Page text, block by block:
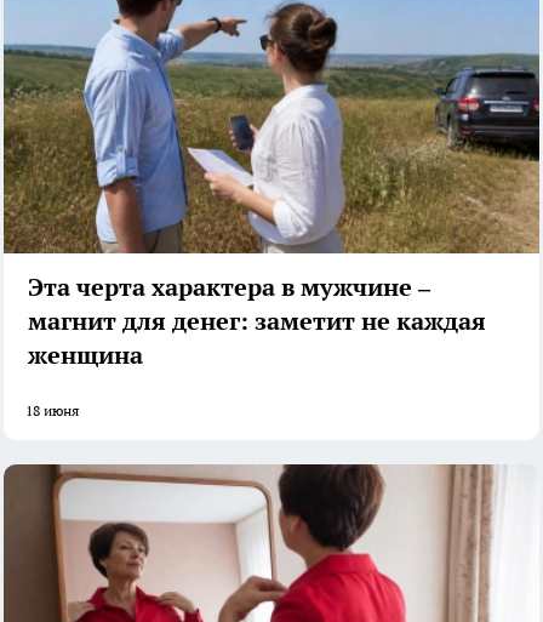
Эта черта характера в мужчине –
магнит для денег: заметит не каждая
женщина
18 июня